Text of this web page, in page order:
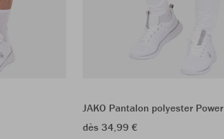
JAKO Pantalon polyester Power
dès 34,99 €